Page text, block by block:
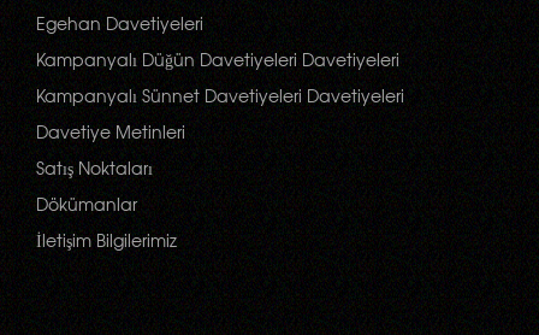
Egehan Davetiyeleri
Kampanyalı Düğün Davetiyeleri Davetiyeleri
Kampanyalı Sünnet Davetiyeleri Davetiyeleri
Davetiye Metinleri
Satış Noktaları
Dökümanlar
İletişim Bilgilerimiz